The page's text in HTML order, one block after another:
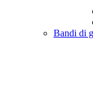
Bandi di